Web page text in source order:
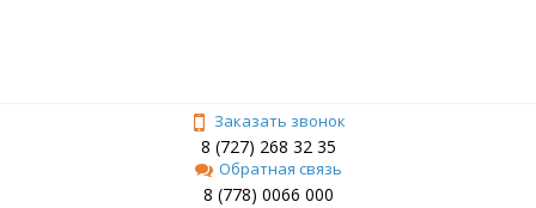
Заказать звонок
8 (727) 268 32 35
Обратная связь
8 (778) 0066 000